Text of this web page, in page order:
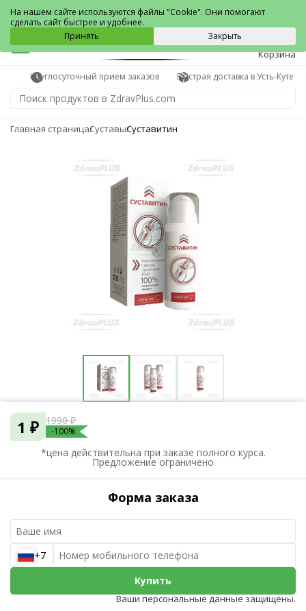
Усть-Кут
0
Корзина
Круглосуточный прием заказов Быстрая доставка в Усть-Куте
Главная страницаСуставыСуставитин
1 ₽ 1990 ₽
-100%
*цена действительна при заказе полного курса.
Предложение ограничено
Форма заказа
+7
Купить
Ваши персональные данные защищены.
На нашем сайте используются файлы "Cookie". Они помогают
сделать сайт быстрее и удобнее.
Принять
Закрыть